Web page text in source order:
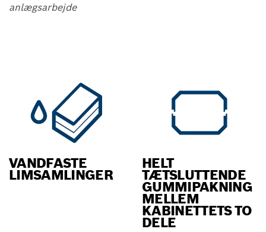
anlægsarbejde
VANDFASTE
LIMSAMLINGER
HELT
TÆTSLUTTENDE
GUMMIPAKNING
MELLEM
KABINETTETS TO
DELE